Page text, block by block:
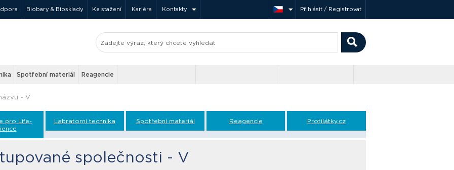
Biobary & Biosklady Ke stažení Kariéra Kontakty Přihlásit / Registrovat
Spotřební materiál Reagencie
- V
pro Life-
Labratorní technika Spotřební materiál Reagencie Protilátky.cz
společnosti - V